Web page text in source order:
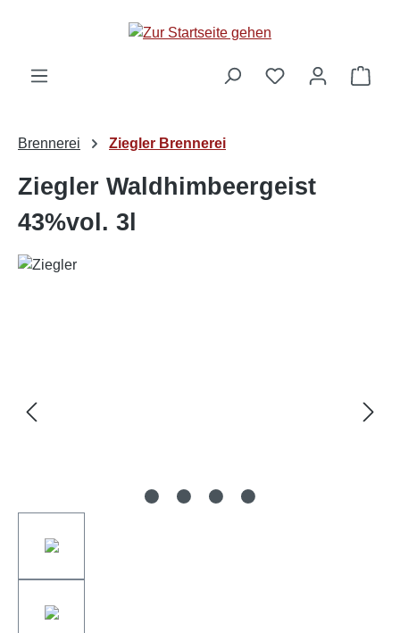
Brennerei Ziegler Brennerei
Ziegler Waldhimbeergeist
43%vol. 3l